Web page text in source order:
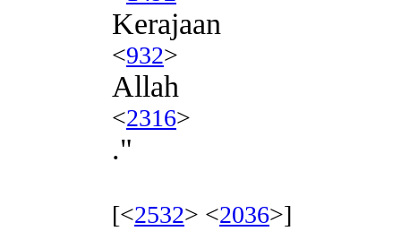
Kerajaan
<932>
Allah
<2316>
."
[<2532> <2036>]